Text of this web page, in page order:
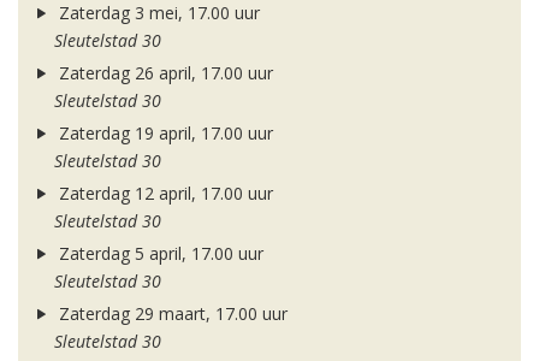
Zaterdag 3 mei, 17.00 uur
Sleutelstad 30
Zaterdag 26 april, 17.00 uur
Sleutelstad 30
Zaterdag 19 april, 17.00 uur
Sleutelstad 30
Zaterdag 12 april, 17.00 uur
Sleutelstad 30
Zaterdag 5 april, 17.00 uur
Sleutelstad 30
Zaterdag 29 maart, 17.00 uur
Sleutelstad 30